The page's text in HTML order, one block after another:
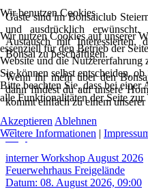
Gäste sind im Bonsaiclub
und ausdrücklich
Austausch mit Interessierten,
Bonsai zu beschäftigen.
Wenn ihr mehr über den
dann findest du auf unsere
kommt einfach zu einem
08
Aug.
interner Workshop August 2026
Feuerwehrhaus Freigelände
Datum: 08. August 2026, 09:00
Wir benutzen Cookies
Wir nutzen Cookies auf unserer
essenziell für den Betrieb der
Website und die Nutzererfahrung
Sie können selbst entscheiden,
Bitte beachten Sie, dass bei
alle Funktionalitäten der Seite zur
Akzeptieren Ablehnen
Weitere Informationen |